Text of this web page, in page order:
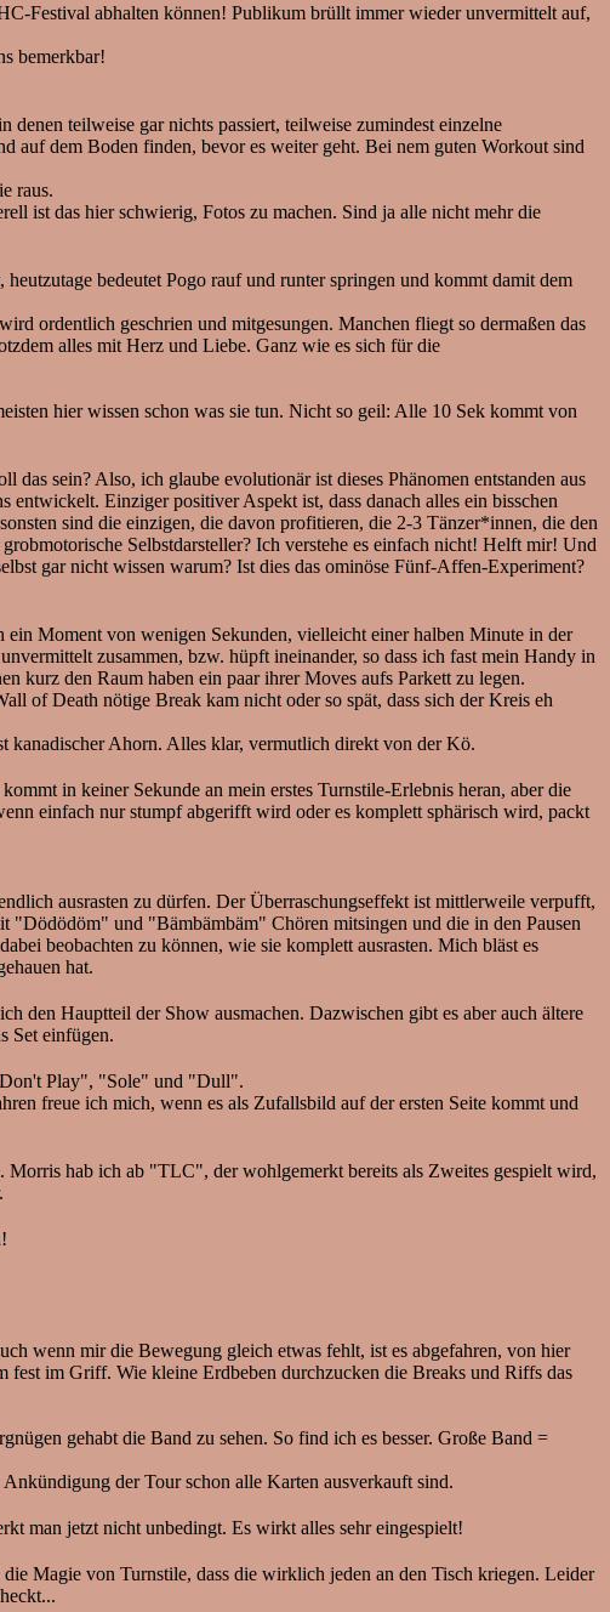
Festival abhalten können! Publikum brüllt immer wieder unvermittelt auf,
bemerkbar!
denen teilweise gar nichts passiert, teilweise zumindest einzelne
auf dem Boden finden, bevor es weiter geht. Bei nem guten Workout sind
raus.
ist das hier schwierig, Fotos zu machen. Sind ja alle nicht mehr die
bedeutet Pogo rauf und runter springen und kommt damit dem
ordentlich geschrien und mitgesungen. Manchen fliegt so dermaßen das
alles mit Herz und Liebe. Ganz wie es sich für die
hier wissen schon was sie tun. Nicht so geil: Alle 10 Sek kommt von
sein? Also, ich glaube evolutionär ist dieses Phänomen entstanden aus
Einziger positiver Aspekt ist, dass danach alles ein bisschen
sind die einzigen, die davon profitieren, die 2-3 Tänzer*innen, die den
Selbstdarsteller? Ich verstehe es einfach nicht! Helft mir! Und
gar nicht wissen warum? Ist dies das ominöse Fünf-Affen-Experiment?
Moment von wenigen Sekunden, vielleicht einer halben Minute in der
zusammen, bzw. hüpft ineinander, so dass ich fast mein Handy in
kurz den Raum haben ein paar ihrer Moves aufs Parkett zu legen.
of Death nötige Break kam nicht oder so spät, dass sich der Kreis eh
kanadischer Ahorn. Alles klar, vermutlich direkt von der Kö.
in keiner Sekunde an mein erstes Turnstile-Erlebnis heran, aber die
einfach nur stumpf abgerifft wird oder es komplett sphärisch wird, packt
ausrasten zu dürfen. Der Überraschungseffekt ist mittlerweile verpufft,
und "Bämbämbäm" Chören mitsingen und die in den Pausen
beobachten zu können, wie sie komplett ausrasten. Mich bläst es
hat.
den Hauptteil der Show ausmachen. Dazwischen gibt es aber auch ältere
Set einfügen.
Play", "Sole" und "Dull".
freue ich mich, wenn es als Zufallsbild auf der ersten Seite kommt und
Morris hab ich ab "TLC", der wohlgemerkt bereits als Zweites gespielt wird,
wenn mir die Bewegung gleich etwas fehlt, ist es abgefahren, von hier
fest im Griff. Wie kleine Erdbeben durchzucken die Breaks und Riffs das
gehabt die Band zu sehen. So find ich es besser. Große Band =
der Tour schon alle Karten ausverkauft sind.
man jetzt nicht unbedingt. Es wirkt alles sehr eingespielt!
Magie von Turnstile, dass die wirklich jeden an den Tisch kriegen. Leider